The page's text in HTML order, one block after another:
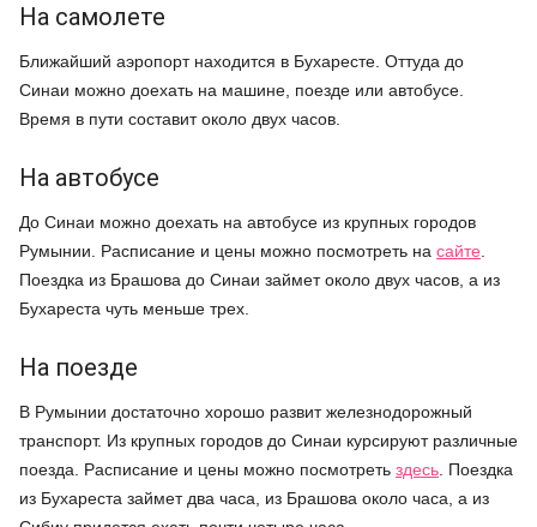
На самолете
Ближайший аэропорт находится в Бухаресте. Оттуда до
Синаи можно доехать на машине, поезде или автобусе.
Время в пути составит около двух часов.
На автобусе
До Синаи можно доехать на автобусе из крупных городов
Румынии. Расписание и цены можно посмотреть на сайте
Поездка из Брашова до Синаи займет около двух часов, а из
Бухареста чуть меньше трех.
На поезде
В Румынии достаточно хорошо развит железнодорожный
транспорт. Из крупных городов до Синаи курсируют различные
поезда. Расписание и цены можно посмотреть здесь . Поездка
из Бухареста займет два часа, из Брашова около часа, а из